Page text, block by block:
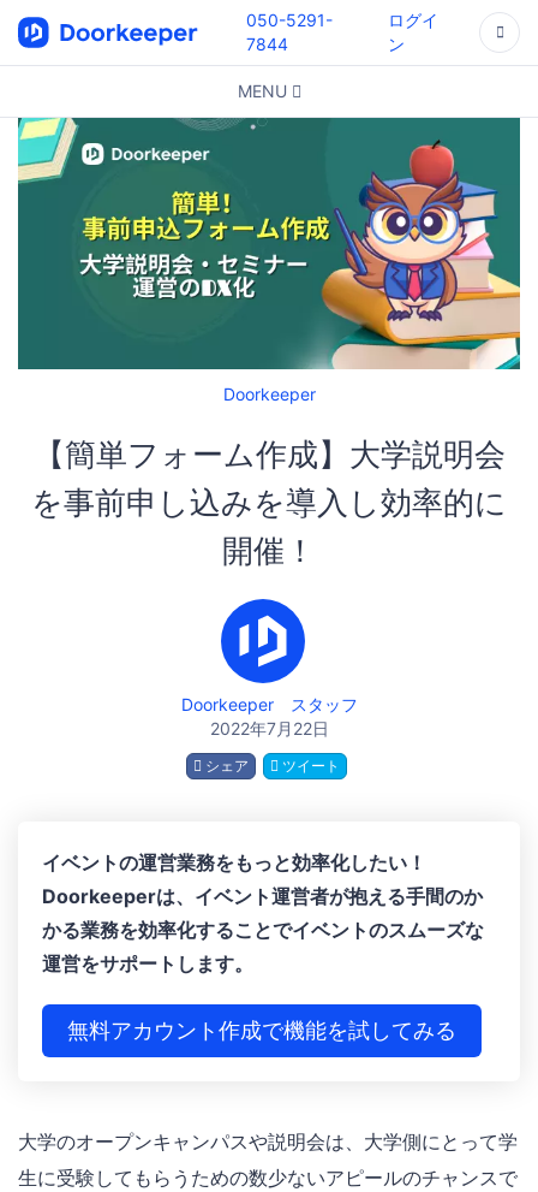
050-5291-
7844
ログイ
ン
MENU
Doorkeeper
【簡単フォーム作成】大学説明会
を事前申し込みを導入し効率的に
開催！
Doorkeeper スタッフ
2022年7月22日
シェア ツイート
イベントの運営業務をもっと効率化したい！
Doorkeeperは、イベント運営者が抱える手間のか
かる業務を効率化することでイベントのスムーズな
運営をサポートします。
無料アカウント作成で機能を試してみる
大学のオープンキャンパスや説明会は、大学側にとって学
生に受験してもらうための数少ないアピールのチャンスで